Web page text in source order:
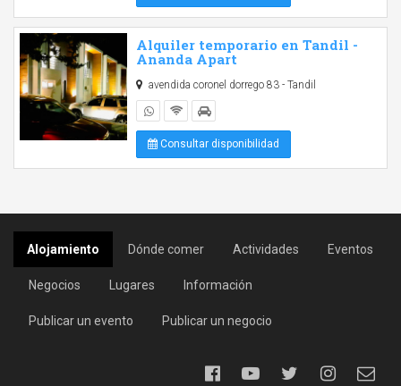
Alquiler temporario en Tandil -
Ananda Apart
avendida coronel dorrego 83 - Tandil
Consultar disponibilidad
Alojamiento Dónde comer Actividades Eventos
Negocios Lugares Información
Publicar un evento Publicar un negocio